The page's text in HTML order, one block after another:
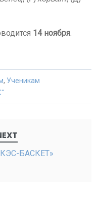
14 ноября.
, Ученикам
БАСКЕТ»